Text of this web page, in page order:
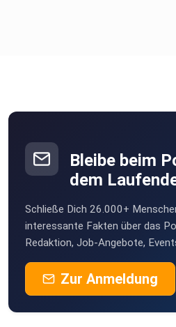
Bleibe beim
dem
Schließe Dich 26.000+
interessante Fakten über das
Redaktion, Job-Angebote,
Zur Anmeldung